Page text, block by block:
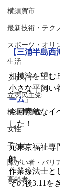
横須賀市
最新技術・テク
スポーツ・オリ
生活
メディア
立憲民主党
横須賀市政
女性
子ども
障がい者・バリ
高齢者
【三浦半島西
相模湾を望む
小さな平飼い
ーム』
今回素敵なイ
した！
元東京福祉専
師、
作業療法士と
その後3.11を